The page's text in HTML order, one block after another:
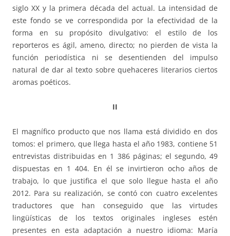
siglo XX y la primera década del actual. La intensidad de
este fondo se ve correspondida por la efectividad de la
forma en su propósito divulgativo: el estilo de los
reporteros es ágil, ameno, directo; no pierden de vista la
función periodística ni se desentienden del impulso
natural de dar al texto sobre quehaceres literarios ciertos
aromas poéticos.
II
El magnífico producto que nos llama está dividido en dos
tomos: el primero, que llega hasta el año 1983, contiene 51
entrevistas distribuidas en 1 386 páginas; el segundo, 49
dispuestas en 1 404. En él se invirtieron ocho años de
trabajo, lo que justifica el que solo llegue hasta el año
2012. Para su realización, se contó con cuatro excelentes
traductores que han conseguido que las virtudes
lingüísticas de los textos originales ingleses estén
presentes en esta adaptación a nuestro idioma: María